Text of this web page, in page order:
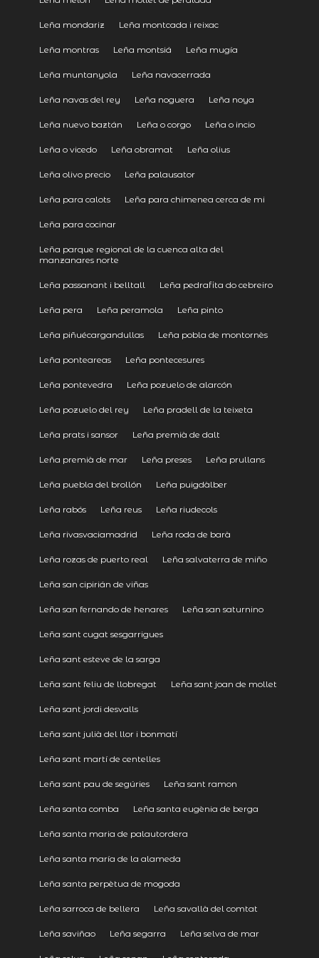
Leña mondariz Leña montcada i reixac
Leña montras Leña montsiá Leña mugía
Leña muntanyola Leña navacerrada
Leña navas del rey Leña noguera Leña noya
Leña nuevo baztán Leña o corgo Leña o incio
Leña o vicedo Leña obramat Leña olius
Leña olivo precio Leña palausator
Leña para calots Leña para chimenea cerca de mi
Leña para cocinar
Leña parque regional de la cuenca alta del
manzanares norte
Leña passanant i belltall Leña pedrafita do cebreiro
Leña pera Leña peramola Leña pinto
Leña piñuécargandullas Leña pobla de montornès
Leña ponteareas Leña pontecesures
Leña pontevedra Leña pozuelo de alarcón
Leña pozuelo del rey Leña pradell de la teixeta
Leña prats i sansor Leña premià de dalt
Leña premià de mar Leña preses Leña prullans
Leña puebla del brollón Leña puigdàlber
Leña rabós Leña reus Leña riudecols
Leña rivasvaciamadrid Leña roda de barà
Leña rozas de puerto real Leña salvaterra de miño
Leña san cipirián de viñas
Leña san fernando de henares Leña san saturnino
Leña sant cugat sesgarrigues
Leña sant esteve de la sarga
Leña sant feliu de llobregat Leña sant joan de mollet
Leña sant jordi desvalls
Leña sant julià del llor i bonmatí
Leña sant martí de centelles
Leña sant pau de segúries Leña sant ramon
Leña santa comba Leña santa eugènia de berga
Leña santa maria de palautordera
Leña santa maría de la alameda
Leña santa perpètua de mogoda
Leña sarroca de bellera Leña savallà del comtat
Leña saviñao Leña segarra Leña selva de mar